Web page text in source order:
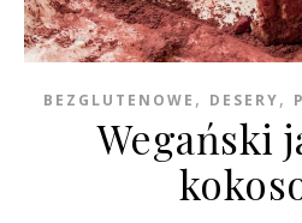
BEZGLUTENOWE , DESERY,
Wegański